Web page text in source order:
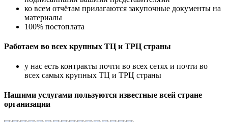
ко всем отчётам прилагаются закупочные документы на
материалы
100% постоплата
Работаем во всех крупных ТЦ и ТРЦ страны
у нас есть контракты почти во всех сетях и почти во
всех самых крупных ТЦ и ТРЦ страны
Нашими услугами пользуются известные всей стране
организации